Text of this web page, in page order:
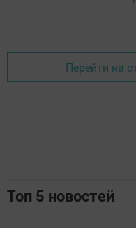
Перейти на
Топ 5 новостей